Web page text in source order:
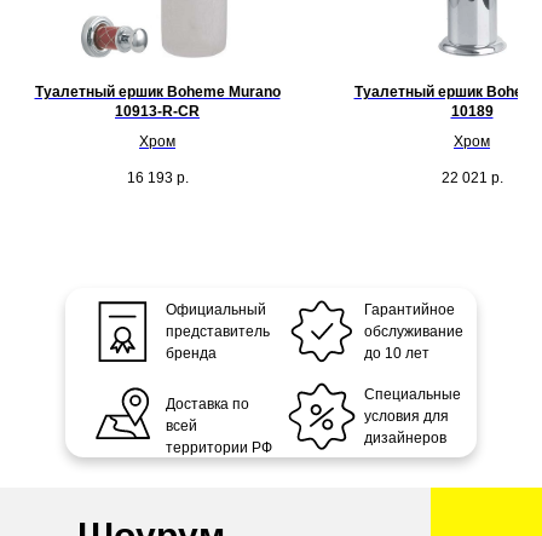
Туалетный ершик Boheme Murano
10913-R-CR
Хром
16 193 р.
Туалетный ершик
10189
Хром
22 021 р.
Официальный
представитель
бренда
Доставка по
всей
территории РФ
Гарантийное
обслуживание
до 10 лет
Специальные
условия для
дизайнеров